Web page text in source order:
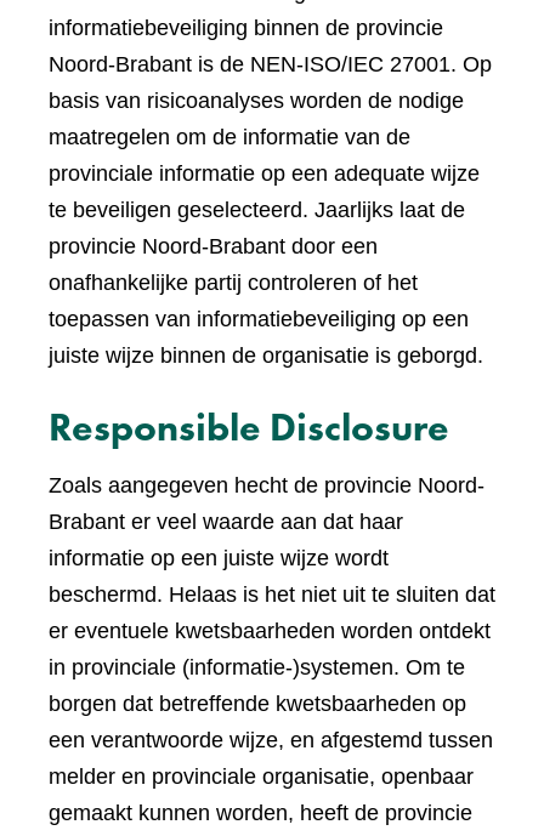
informatiebeveiliging binnen de provincie
Noord-Brabant is de NEN-ISO/IEC 27001. Op
basis van risicoanalyses worden de nodige
maatregelen om de informatie van de
provinciale informatie op een adequate wijze
te beveiligen geselecteerd. Jaarlijks laat de
provincie Noord-Brabant door een
onafhankelijke partij controleren of het
toepassen van informatiebeveiliging op een
juiste wijze binnen de organisatie is geborgd.
Responsible Disclosure
Zoals aangegeven hecht de provincie Noord-
Brabant er veel waarde aan dat haar
informatie op een juiste wijze wordt
beschermd. Helaas is het niet uit te sluiten dat
er eventuele kwetsbaarheden worden ontdekt
in provinciale (informatie-)systemen. Om te
borgen dat betreffende kwetsbaarheden op
een verantwoorde wijze, en afgestemd tussen
melder en provinciale organisatie, openbaar
gemaakt kunnen worden, heeft de provincie